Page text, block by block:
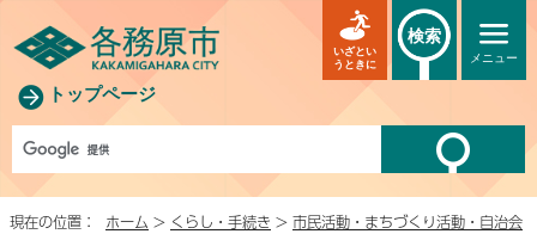
トップページ
メニュー
いざとい
うときに
検索
現在の位置： ホーム > くらし・手続き > 市民活動・まちづくり活動・自治会